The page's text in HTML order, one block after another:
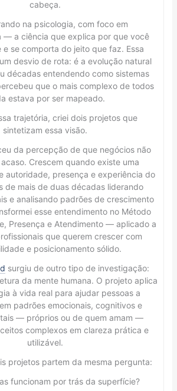
cabeça.
na psicologia, com foco em
— a ciência que explica por que você
e se comporta do jeito que faz. Essa
desvio de rota: é a evolução natural
décadas entendendo como sistemas
que o mais complexo de todos
estava por ser mapeado.
trajetória, criei dois projetos que
sintetizam essa visão.
da percepção de que negócios não
Crescem quando existe uma
autoridade, presença e experiência do
de mais de duas décadas liderando
e analisando padrões de crescimento
esse entendimento no Método
Presença e Atendimento — aplicado a
que querem crescer com
e posicionamento sólido.
surgiu de outro tipo de investigação:
da mente humana. O projeto aplica
à vida real para ajudar pessoas a
padrões emocionais, cognitivos e
— próprios ou de quem amam —
complexos em clareza prática e
utilizável.
projetos partem da mesma pergunta:
funcionam por trás da superfície?